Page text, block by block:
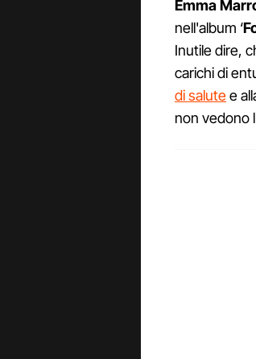
Emma
nell'album ‘
Inutile dire,
carichi di
di salutee
non vedono